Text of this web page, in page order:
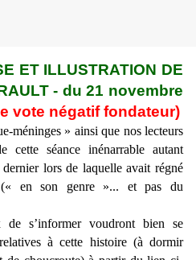
ET ILLUSTRATION DE
- du21 novembre
vote négatif fondateur)
méninges » ainsi que nos lecteurs
cette séance inénarrable autant
lors de laquelle avait régné
(« en son genre »... et pas du
de s’informervoudront bien se
à cette histoire (à dormir